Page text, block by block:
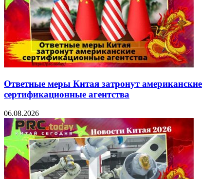
Ответные меры Китая затронут американские
сертификационные агентства
06.08.2026